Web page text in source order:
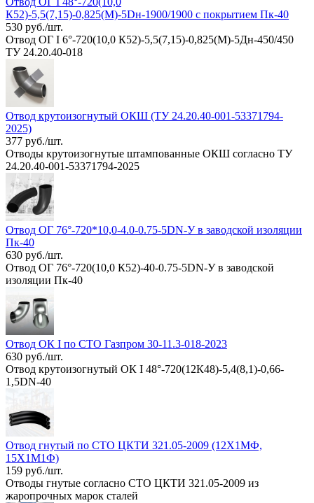
К52)-5,5(7,15)-0,825(М)-5Dн-1900/1900 с покрытием Пк-40
530 руб./шт.
Отвод ОГ I 6°-720(10,0 К52)-5,5(7,15)-0,825(М)-5Дн-450/450
ТУ 24.20.40-018
Отвод крутоизогнутый ОКШ (ТУ 24.20.40-001-53371794-
2025)
377 руб./шт.
Отводы крутоизогнутые штампованные ОКШ согласно ТУ
24.20.40-001-53371794-2025
Отвод ОГ 76°-720*10,0-4.0-0.75-5DN-У в заводской изоляции
Пк-40
630 руб./шт.
Отвод ОГ 76°-720(10,0 К52)-40-0.75-5DN-У в заводской
изоляции Пк-40
Отвод ОК I по СТО Газпром 30-11.3-018-2023
630 руб./шт.
Отвод крутоизогнутый ОК I 48°-720(12К48)-5,4(8,1)-0,66-
1,5DN-40
Отвод гнутый по СТО ЦКТИ 321.05-2009 (12Х1МФ,
15Х1М1Ф)
159 руб./шт.
Отводы гнутые согласно СТО ЦКТИ 321.05-2009 из
жаропрочных марок сталей